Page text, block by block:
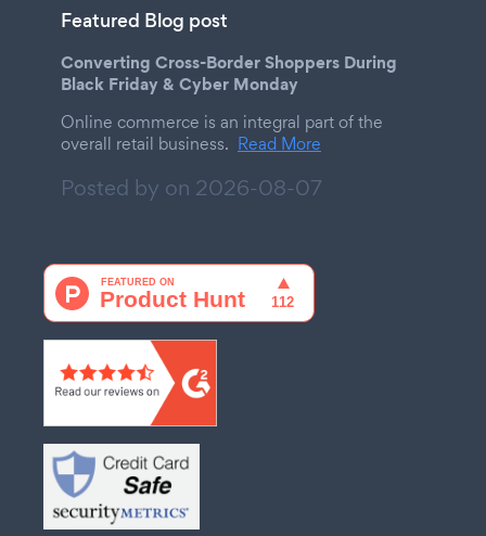
Featured Blog post
Converting Cross-Border Shoppers During
Black Friday & Cyber Monday
Online commerce is an integral part of the
overall retail business. Read More
Posted by on 2026-08-07